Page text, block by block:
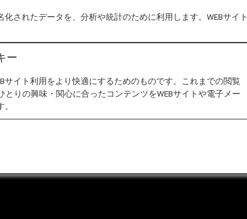
化されたデータを、分析や統計のために利用します。WEBサイト
ー
サイト利用をより快適にするためのものです。これまでの閲覧
とりの興味・関心に合ったコンテンツをWEBサイトや電子メー